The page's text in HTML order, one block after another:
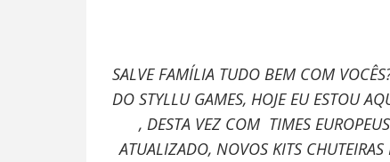
SALVE FAMÍLIA TUDO BEM COM
DO STYLLU GAMES, HOJE EU ESTOU
, DESTA VEZ COM TIMES EUROPEUS
ATUALIZADO, NOVOS KITS